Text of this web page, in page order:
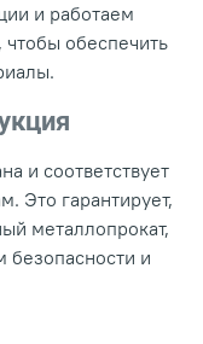
и работаем
обеспечить
и соответствует
Это гарантирует,
металлопрокат,
безопасности и